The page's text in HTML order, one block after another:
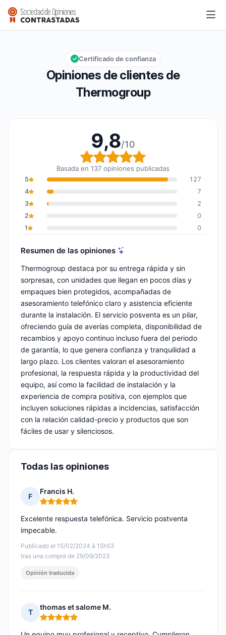
Thermogroup
Calificación global: 9,8 de 10
9,8/10
Opiniones de clientes de
Thermogroup
Certificado de confianza
9,8/10
Calificación global: 9,8
Basada en 137 opiniones publicadas
5
127
4
7
3
2
2
0
1
0
Resumen de las opiniones
Thermogroup destaca por su entrega rápida y sin
sorpresas, con unidades que llegan en pocos días y
empaques bien protegidos, acompañadas de
asesoramiento telefónico claro y asistencia eficiente
durante la instalación. El servicio posventa es un pilar,
ofreciendo guía de averías completa, disponibilidad de
recambios y apoyo continuo incluso fuera del periodo
de garantía, lo que genera confianza y tranquilidad a
largo plazo. Los clientes valoran el asesoramiento
profesional, la respuesta rápida y la productividad del
equipo, así como la facilidad de instalación y la
experiencia de compra positiva, con ejemplos que
incluyen soluciones rápidas a incidencias, satisfacción
con la relación calidad-precio y productos que son
fáciles de usar y silenciosos.
Todas las opiniones
F
Francis H.
Nota: 5 de 5
Publicado el 15/02/2024 à 15h53
tras una compra de 29/09/2023
Excelente respuesta telefónica. Servicio postventa
impecable.
Opinión traducida
T
thomas et salome M.
Nota: 5 de 5